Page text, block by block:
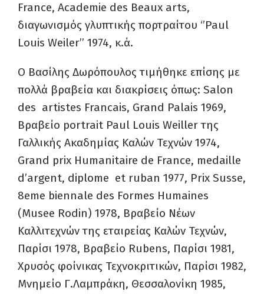
France, Academie des Beaux arts,
διαγωνισμός γλυπτικής πορτραίτου ‘’Paul
Louis Weiler’’ 1974, κ.ά.
Ο Βασίλης Δωρόπουλος τιμήθηκε επίσης με
πολλά βραβεία και διακρίσεις όπως: Salon
des artistes Francais, Grand Palais 1969,
Βραβείο portrait Paul Louis Weiller της
Γαλλικής Ακαδημίας Καλών Τεχνών 1974,
Grand prix Humanitaire de France, medaille
d’argent, diplome et ruban 1977, Prix Susse,
8eme biennale des Formes Humaines
(Musee Rodin) 1978, Βραβείο Νέων
Καλλιτεχνών της εταιρείας Καλών Τεχνών,
Παρίσι 1978, Βραβείο Rubens, Παρίσι 1981,
Χρυσός φοίνικας Τεχνοκριτικών, Παρίσι 1982,
Μνημείο Γ.Λαμπράκη, Θεσσαλονίκη 1985,